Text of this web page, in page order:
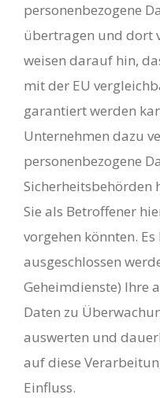
personenbezogene
übertragen und dort
weisen darauf hin,
mit der EU
garantiert werden
Unternehmen dazu
personenbezogene
Sicherheitsbehörden
Sie als Betroffener
vorgehen könnten.
ausgeschlossen
Geheimdienste) Ihre
Daten zu
auswerten und
auf diese
Einfluss.